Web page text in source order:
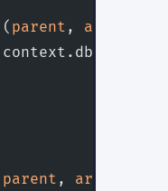
( parent , args
parent , args